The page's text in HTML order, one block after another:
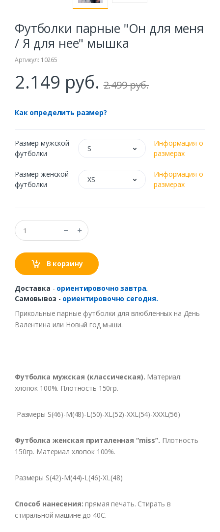
Футболки парные "Он для меня
/ Я для нее" мышка
Артикул: 10265
2.149 руб. 2.499 руб.
Как определить размер?
Размер мужской
футболки
S
Информация о
размерах
Размер женской
футболки
XS
Информация о
размерах
В корзину
Доставка - ориентировочно завтра.
Самовывоз - ориентировочно сегодня.
Прикольные парные футболки для влюбленных на День
Валентина или Новый год мыши.
Футболка мужская (классическая). Материал:
хлопок 100%. Плотность 150гр.
Размеры S(46)-M(48)-L(50)-XL(52)-XXL(54)-XXXL(56)
Футболка женская приталенная “miss”. Плотность
150гр. Материал хлопок 100%.
Размеры S(42)-M(44)-L(46)-XL(48)
Способ нанесения:прямая печать. Стирать в
стиральной машине до 40С.